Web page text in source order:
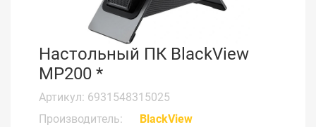
Настольный ПК BlackView
MP200 *
Артикул: 6931548315025
Производитель:
BlackView